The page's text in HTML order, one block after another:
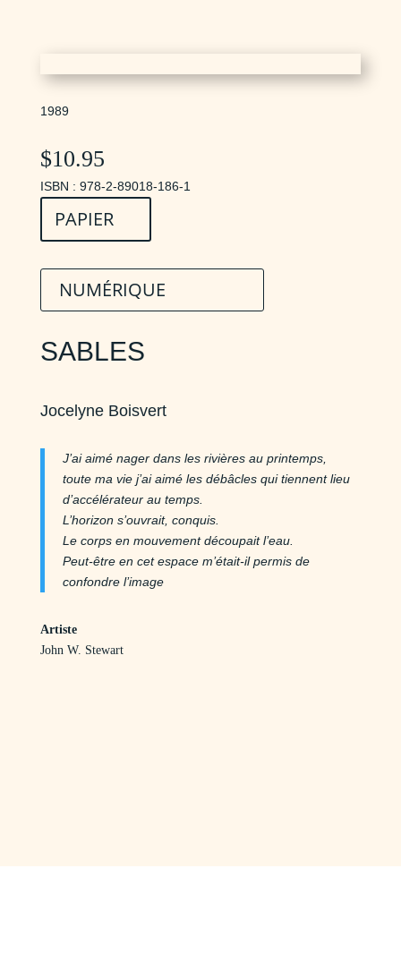
1989
$10.95
ISBN : 978-2-89018-186-1
PAPIER
NUMÉRIQUE
SABLES
Jocelyne Boisvert
J’ai aimé nager dans les rivières au printemps,
toute ma vie j’ai aimé les débâcles qui tiennent lieu
d’accélérateur au temps.
L’horizon s’ouvrait, conquis.
Le corps en mouvement découpait l’eau.
Peut-être en cet espace m’était-il permis de
confondre l’image
Artiste
John W. Stewart